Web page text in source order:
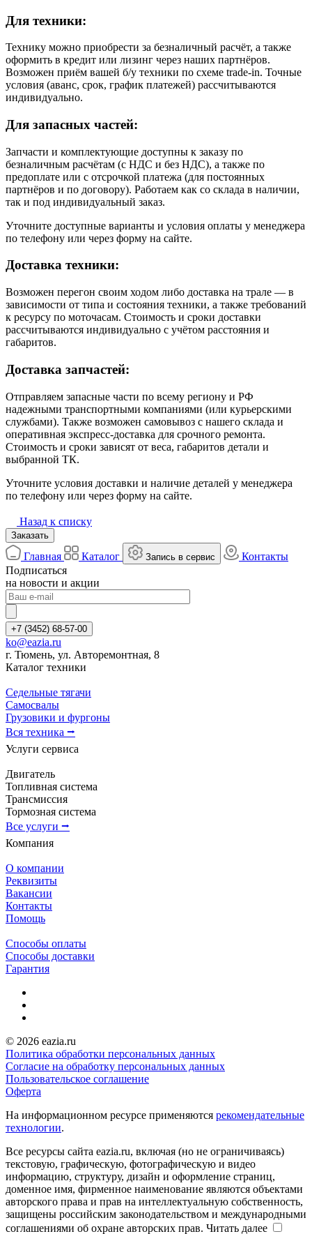
Для техники:
Технику можно приобрести за безналичный расчёт, а также
оформить в кредит или лизинг через наших партнёров.
Возможен приём вашей б/у техники по схеме trade-in. Точные
условия (аванс, срок, график платежей) рассчитываются
индивидуально.
Для запасных частей:
Запчасти и комплектующие доступны к заказу по
безналичным расчётам (с НДС и без НДС), а также по
предоплате или с отсрочкой платежа (для постоянных
партнёров и по договору). Работаем как со склада в наличии,
так и под индивидуальный заказ.
Уточните доступные варианты и условия оплаты у менеджера
по телефону или через форму на сайте.
Доставка техники:
Возможен перегон своим ходом либо доставка на трале — в
зависимости от типа и состояния техники, а также требований
к ресурсу по моточасам. Стоимость и сроки доставки
рассчитываются индивидуально с учётом расстояния и
габаритов.
Доставка запчастей:
Отправляем запасные части по всему региону и РФ
надежными транспортными компаниями (или курьерскими
службами). Также возможен самовывоз с нашего склада и
оперативная экспресс-доставка для срочного ремонта.
Стоимость и сроки зависят от веса, габаритов детали и
выбранной ТК.
Уточните условия доставки и наличие деталей у менеджера
по телефону или через форму на сайте.
Назад к списку
Заказать
Главная Каталог Запись в сервис
Контакты
Подписаться
на новости и акции
+7 (3452) 68-57-00
ko@eazia.ru
г. Тюмень, ул. Авторемонтная, 8
Каталог техники
Седельные тягачи
Самосвалы
Грузовики и фургоны
Вся техника ⭢
Услуги сервиса
Двигатель
Топливная система
Трансмиссия
Тормозная система
Все услуги ⭢
Компания
О компании
Реквизиты
Вакансии
Контакты
Помощь
Способы оплаты
Способы доставки
Гарантия
© 2026 eazia.ru
Политика обработки персональных данных
Согласие на обработку персональных данных
Пользовательское соглашение
Оферта
На информационном ресурсе применяются рекомендательные
технологии.
Все ресурсы сайта eazia.ru, включая (но не ограничиваясь)
текстовую, графическую, фотографическую и видео
информацию, структуру, дизайн и оформление страниц,
доменное имя, фирменное наименование являются объектами
авторского права и прав на интеллектуальную собственность,
защищены российским законодательством и международными
соглашениями об охране авторских прав. Читать далее